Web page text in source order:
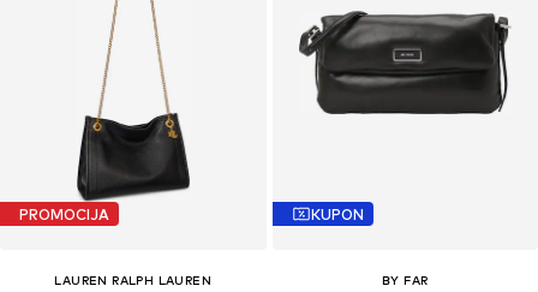
PROMOCIJA
LAUREN RALPH LAUREN
KUPON
BY FAR